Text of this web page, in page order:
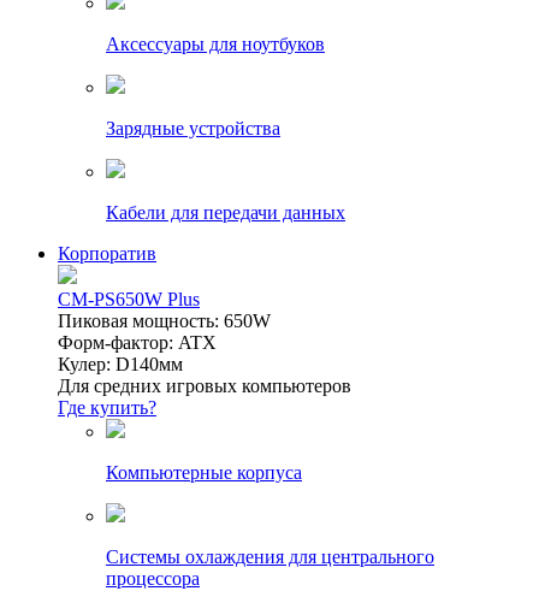
Аксессуары для ноутбуков
Зарядные устройства
Кабели для передачи данных
Корпоратив
CM-PS650W Plus
Пиковая мощность: 650W
Форм-фактор: ATX
Кулер: D140мм
Для средних игровых компьютеров
Где купить?
Компьютерные корпуса
Системы охлаждения для центрального
процессора